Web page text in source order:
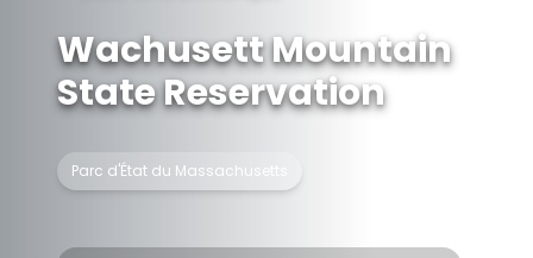
Wachusett Mountain
State Reservation
Parc d'État du Massachusetts